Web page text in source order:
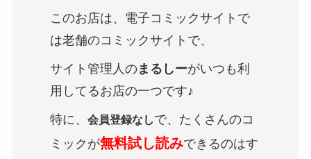
このお店は、電子コミックサイトで
は老舗のコミックサイトで、
サイト管理人のまるしーがいつも利
用してるお店の一つです♪
特に、 会員登録なしで、たくさんのコ
ミックが無料試し読みできるのはす